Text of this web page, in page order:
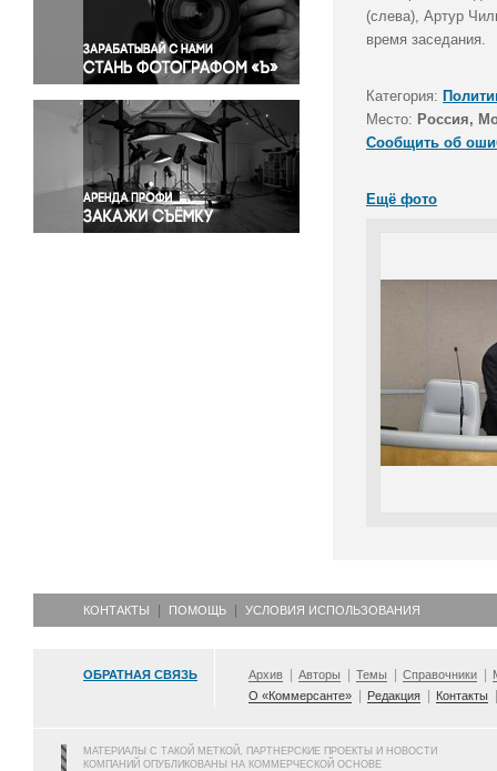
Правосудие
Происшествия и конфликты
Религия
Светская жизнь
Спорт
Экология
Экономика и бизнес
(слева), Артур
время заседания.
Категория:
Место: Россия,
Сообщить об
Ещё фото
КОНТАКТЫ ПОМОЩЬ УСЛОВИЯ ИСПОЛЬЗОВАНИЯ
ОБРАТНАЯ СВЯЗЬ Архив Авторы Темы Справочники
О «Коммерсанте»
Редакция Контакты
МАТЕРИАЛЫ С ТАКОЙ МЕТКОЙ, ПАРТНЕРСКИЕ ПРОЕКТЫ И НОВОСТИ
КОМПАНИЙ ОПУБЛИКОВАНЫ НА КОММЕРЧЕСКОЙ ОСНОВЕ